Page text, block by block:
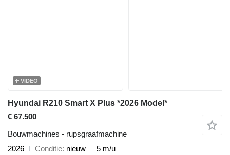
VIDEO
Hyundai R210 Smart X Plus *2026 Model*
€ 67.500
Bouwmachines - rupsgraafmachine
2026
Conditie nieuw
5 m/u